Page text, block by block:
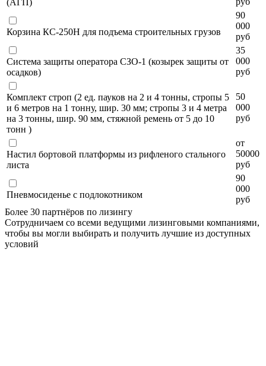
Корзина КС-250Н для подъема строительных грузов
90
000
руб
Система защиты оператора СЗО-1 (козырек защиты от
осадков)
35
000
руб
Комплект строп (2 ед. пауков на 2 и 4 тонны, стропы 5
и 6 метров на 1 тонну, шир. 30 мм; стропы 3 и 4 метра
на 3 тонны, шир. 90 мм, стяжной ремень от 5 до 10
тонн )
50
000
руб
Настил бортовой платформы из рифленого стального
листа
от
50000
руб
Пневмосиденье с подлокотником
90
000
руб
Более 30 партнёров по лизингу
Сотрудничаем со всеми ведущими лизинговыми компаниями,
чтобы вы могли выбирать и получить лучшие из доступных
условий